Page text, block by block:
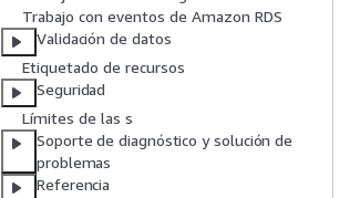
Trabajo con eventos de Amazon RDS
Validación de datos
Etiquetado de recursos
Seguridad
Límites de las s
Soporte de diagnóstico y solución de
problemas
Referencia